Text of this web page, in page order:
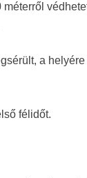
méterről
a
félidőt.